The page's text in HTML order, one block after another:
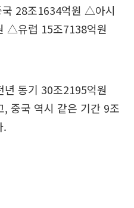
28조1634억원 △아시
△유럽 15조7138억원
년 동기 30조2195억원
중국 역시 같은 기간 9조
.